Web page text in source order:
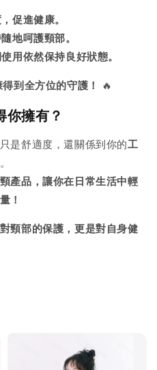
促進健康。
地呵護頸部。
用依然保持良好狀態。
到全方位的守護！ 🔥
你擁有？
是舒適度，還關係到你的工
。
產品，讓你在日常生活中輕
！
頸部的保護，更是對自身健